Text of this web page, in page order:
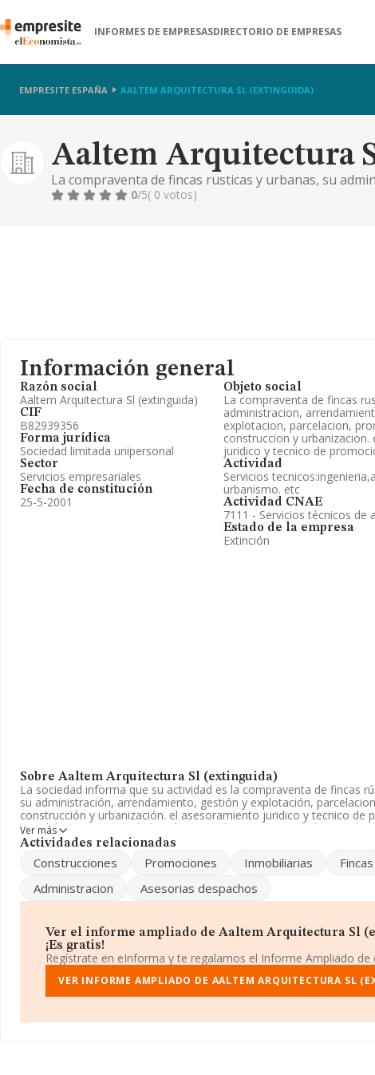
INFORMES DE EMPRESASDIRECTORIO DE EMPRESAS
EMPRESITE ESPAÑA AALTEM ARQUITECTURA SL (EXTINGUIDA)
Aaltem Arquitectura
La compraventa de fincas rusticas y urbanas, su
explotacion, parcelacion, promocion, construccion y
0/5( 0 votos)
Información general
Razón social
Aaltem Arquitectura Sl (extinguida)
CIF
B82939356
Forma jurídica
Sociedad limitada unipersonal
Sector
Servicios empresariales
Fecha de constitución
25-5-2001
Objeto social
La compraventa de fincas
administracion,
explotacion, parcelacion,
construccion y urbanizacion.
juridico y tecnico de
Actividad
Servicios
urbanismo. etc
Actividad CNAE
7111 - Servicios técnicos de
Estado de la empresa
Extinción
Sobre Aaltem Arquitectura Sl (extinguida)
La sociedad informa que su actividad es la compraventa de fincas
su administración, arrendamiento, gestión y explotación,
construcción y urbanización. el asesoramiento juridico y tecnico de
inmobiliarias. La sociedad está registrada como Sociedad Limitada.
'Servicios técnicos de arquitectura'. La sociedad no tiene actividad en
encuentra en Calle Castilla núm. 5 Vivienda A, (28400), Collado
nacional la facturación asciende a 2.682 millones de euros y en
facturación de ventas entre todas las compañías alcanza los 129 mil
en cuenta la información sobre Madrid, en la base de datos
empresas, cuyas ventas han obtenido los 706 millones de euros.
adicional de interés, la media de empleados es de 2. La antigüedad
desde la constitución.
Ver más
Actividades relacionadas
Construcciones Promociones Inmobiliarias
Fincas
Administracion
Asesorias despachos
Ver el informe ampliado de Aaltem Arquitectura Sl
¡Es gratis!
Regístrate en eInforma y te regalamos el Informe Ampliado de
VER INFORME AMPLIADO DE AALTEM ARQUITECTURA SL